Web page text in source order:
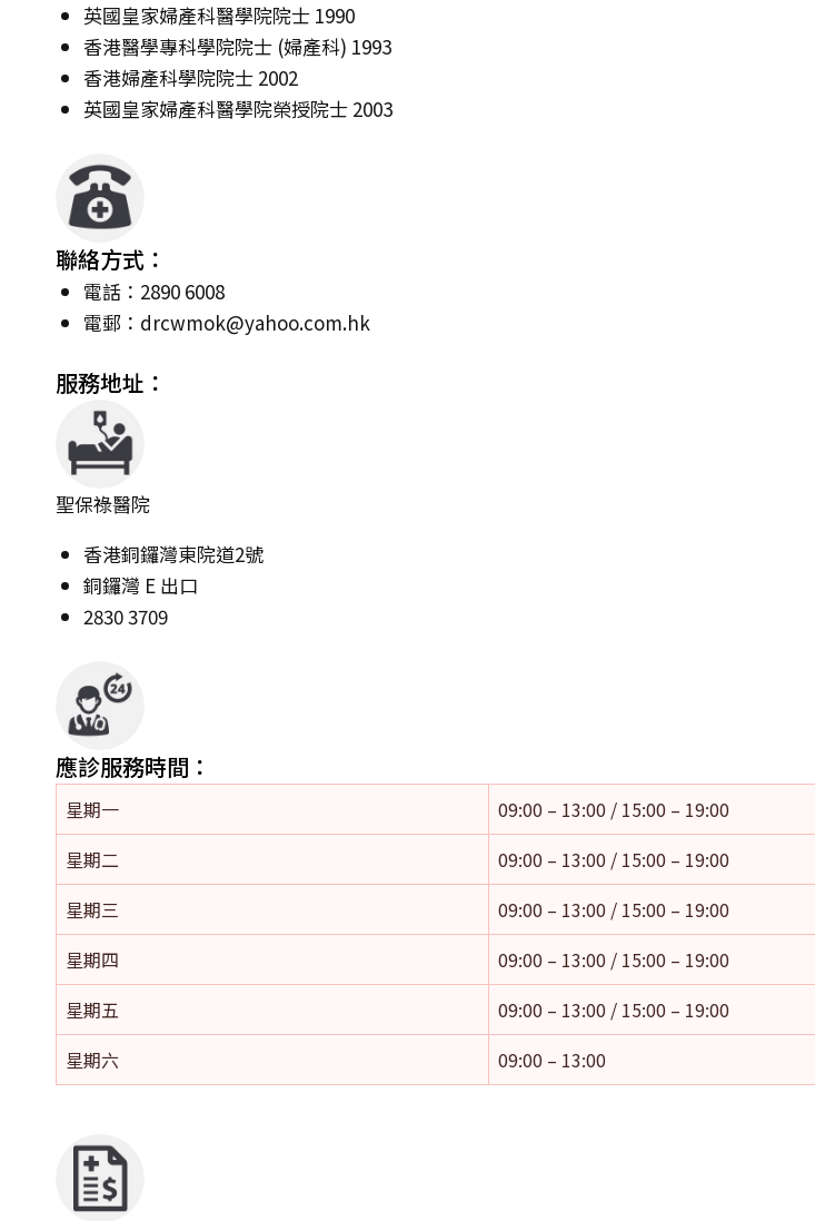
英國皇家婦產科醫學院院士 1990
香港醫學專科學院院士 (婦產科) 1993
香港婦產科學院院士 2002
英國皇家婦產科醫學院榮授院士 2003
聯絡方式：
電話：2890 6008
電郵： drcwmok@yahoo.com.hk
服務地址：
聖保祿醫院
香港銅鑼灣東院道2號
銅鑼灣 E 出口
2830 3709
應診服務時間：
星期一
09:00 – 13:00 / 15:00 – 19:00
星期二
09:00 – 13:00 / 15:00 – 19:00
星期三
09:00 – 13:00 / 15:00 – 19:00
星期四
09:00 – 13:00 / 15:00 – 19:00
星期五
09:00 – 13:00 / 15:00 – 19:00
星期六
09:00 – 13:00